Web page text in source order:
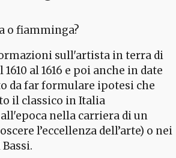
o fiamminga?
sull'artista in terra di
al 1616 e poi anche in date
da far formulare ipotesi che
il classico in Italia
nella carriera di un
l’eccellenza dell’arte) o nei